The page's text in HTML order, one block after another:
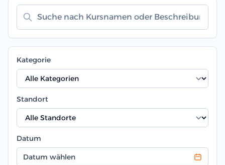
Kategorie
Standort
Datum
Datum wählen